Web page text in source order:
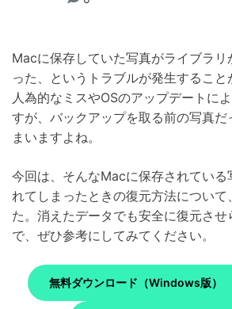
Macに保存していた写真がライブラリ
った、というトラブルが発生するこ
人為的なミスやOSのアップデートに
すが、バックアップを取る前の写真だ
まいますよね。
今回は、そんなMacに保存されている
れてしまったときの復元方法について
た。消えたデータでも安全に復元さ
で、ぜひ参考にしてみてください。
無料ダウンロード（Windows版）